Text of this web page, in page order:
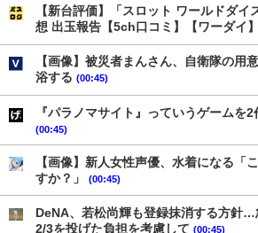
【新台評価】「スロット ワールドダイ
想 出玉報告【5ch口コミ】【ワーダイ】
【画像】被災者まんさん、自衛隊の用
浴する (00:45)
『パラノマサイト』っていうゲームを
(00:45)
【画像】新人女性声優、水着になる「
すか？」
(00:45)
DeNA、若松尚輝も登録抹消する方針…
2/3を投げた負担を考慮して (00:45)